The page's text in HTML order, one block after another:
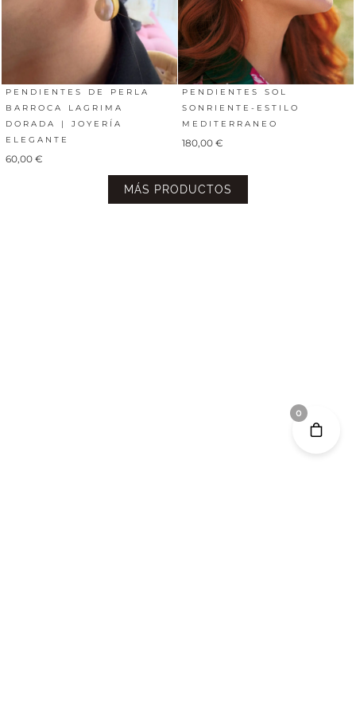
PENDIENTES DE PERLA
BARROCA LAGRIMA
DORADA | JOYERÍA
ELEGANTE
60,00 €
PENDIENTES SOL
SONRIENTE-ESTILO
MEDITERRANEO
180,00 €
MÁS PRODUCTOS
0